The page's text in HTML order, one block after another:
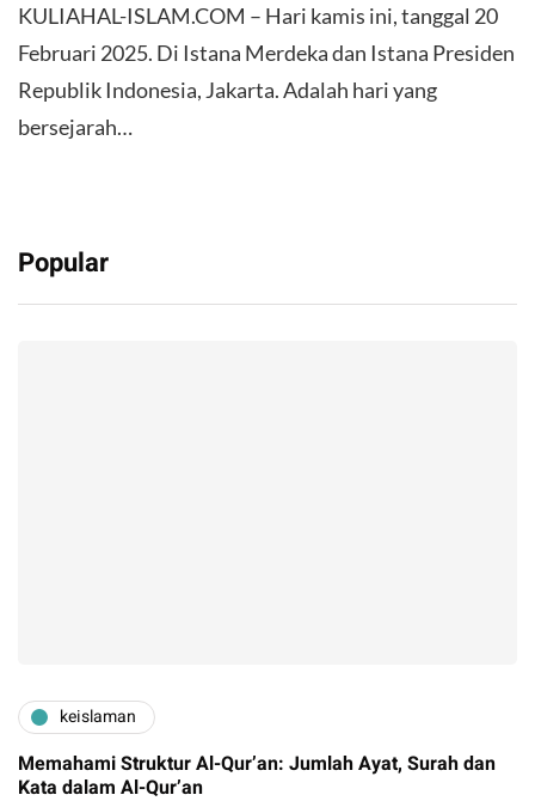
KULIAHAL-ISLAM.COM – Hari kamis ini, tanggal 20
Februari 2025. Di Istana Merdeka dan Istana Presiden
Republik Indonesia, Jakarta. Adalah hari yang
bersejarah…
Popular
keislaman
Memahami Struktur Al-Qur’an: Jumlah Ayat, Surah dan
Kata dalam Al-Qur’an